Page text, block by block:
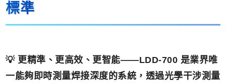
標準
💡 更精準、更高效、更智能——LDD-700 是業界唯
一能夠即時測量焊接深度的系統，透過光學干涉測量